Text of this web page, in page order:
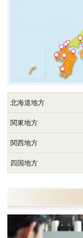
北海道地方
関東地方
関西地方
四国地方